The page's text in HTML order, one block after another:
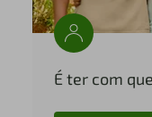
É ter com